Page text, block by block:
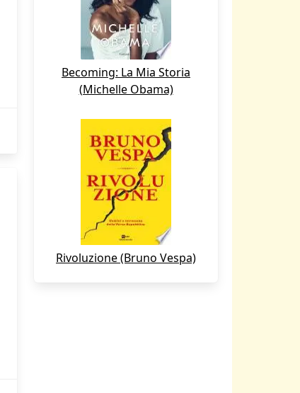
Becoming: La Mia Storia
(Michelle Obama)
Rivoluzione (Bruno Vespa)